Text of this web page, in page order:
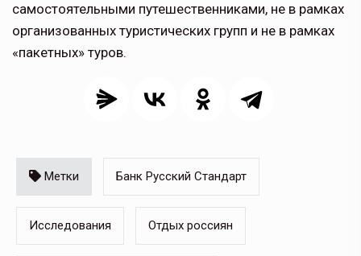
самостоятельными путешественниками, не в рамках
организованных туристических групп и не в рамках
«пакетных» туров.
Метки Банк Русский Стандарт
Исследования Отдых россиян